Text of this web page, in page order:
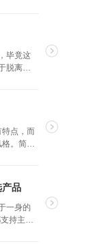
毕竟这
脱离备
特点，而
。简单
品
一身的
持主流